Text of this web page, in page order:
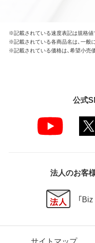
※記載されている速度表記は規格値
※記載されている各商品名は、一般
※記載されている価格は、希望小売
公式
法人のお客
「
サイトマップ